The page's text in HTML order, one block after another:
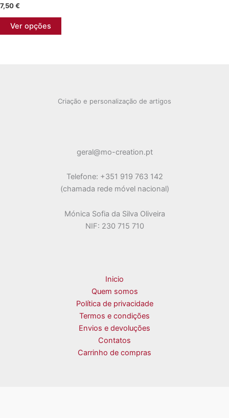
7,50€
Ver opções
Criação e personalização de artigos
geral@mo-creation.pt
Telefone: +351 919 763 142
(chamada rede móvel nacional)
Mónica Sofia da Silva Oliveira
NIF: 230 715 710
Inicio
Quem somos
Política de privacidade
Termos e condições
Envios e devoluções
Contatos
Carrinho de compras